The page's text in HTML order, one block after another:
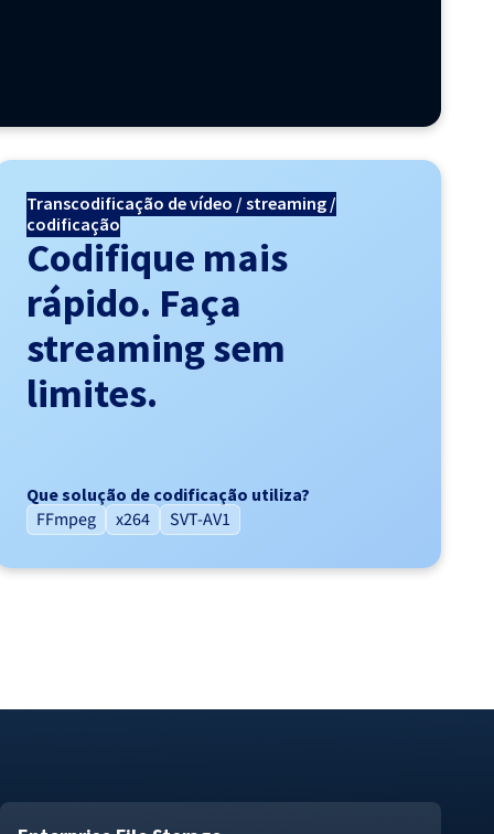
Transcodificação de vídeo / streaming /
codificação
Codifique mais
rápido. Faça
streaming sem
limites.
Que solução de codificação utiliza?
FFmpeg x264 SVT-AV1